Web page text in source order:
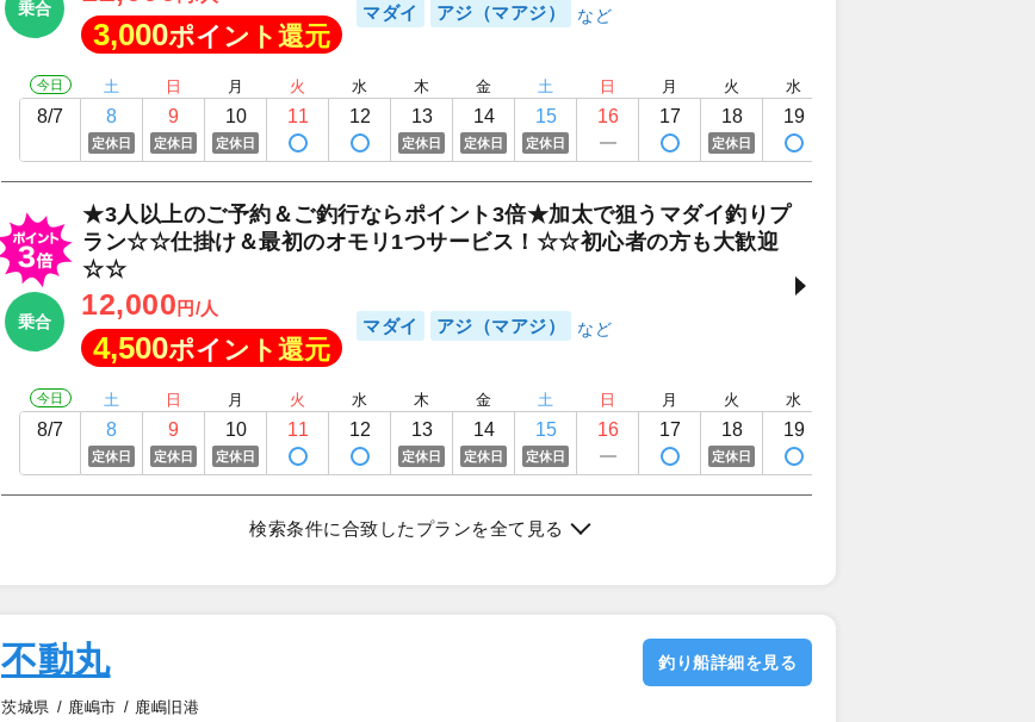
乗合
3,000ポイント還元
マダイ アジ（マアジ）
今日
8/7
土
8
定休日
日
9
定休日
月
10
定休日
火
11
水
12
木
13
定休日
金
14
定休日
土
15
定休日
日
16
月
17
火
18
定休日
水
19
乗合
★3人以上のご予約＆ご釣行ならポイント3倍★加太で狙うマダイ釣りプ
ラン☆☆仕掛け＆最初のオモリ1つサービス！☆☆初心者の方も大歓迎
☆☆
12,000 円/人
4,500ポイント還元
マダイ アジ（マアジ）
今日
8/7
土
8
定休日
日
9
定休日
月
10
定休日
火
11
水
12
木
13
定休日
金
14
定休日
土
15
定休日
日
16
月
17
火
18
定休日
水
19
検索条件に合致したプランを全て見る
不動丸
茨城県 鹿嶋市 鹿嶋旧港
釣り船詳細を見る